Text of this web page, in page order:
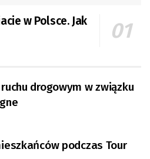
w Polsce. Jak
drogowym w związku
podczas Tour